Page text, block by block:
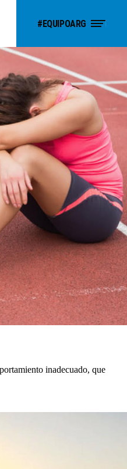
#EQUIPOARG
inadecuado, que